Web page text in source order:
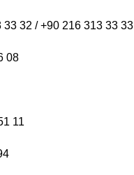
33 32 / +90 216 313 33 33
08
11